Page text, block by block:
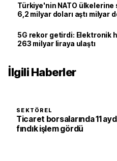
Türkiye'nin NATO ülkelerine
6,2 milyar doları aştı milyar
5G rekor getirdi: Elektronik
263 milyar liraya ulaştı
İlgili Haberler
SEKTÖREL
Ticaret borsalarında 11
fındık işlem gördü